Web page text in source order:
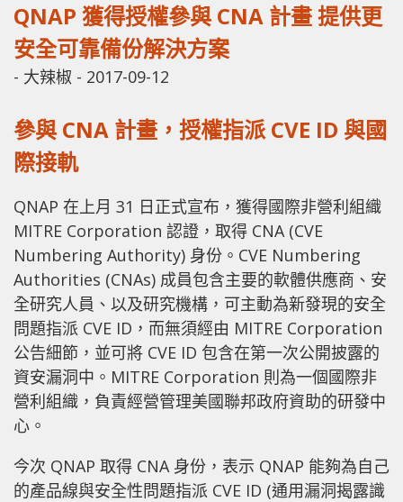
QNAP 獲得授權參與 CNA 計畫 提供更
安全可靠備份解決方案
- 大辣椒 - 2017-09-12
參與 CNA 計畫，授權指派 CVE ID 與國
際接軌
QNAP 在上月 31 日正式宣布，獲得國際非營利組織
MITRE Corporation 認證，取得 CNA (CVE
Numbering Authority) 身份。CVE Numbering
Authorities (CNAs) 成員包含主要的軟體供應商、安
全研究人員、以及研究機構，可主動為新發現的安全
問題指派 CVE ID，而無須經由 MITRE Corporation
公告細節，並可將 CVE ID 包含在第一次公開披露的
資安漏洞中。MITRE Corporation 則為一個國際非
營利組織，負責經營管理美國聯邦政府資助的研發中
心。
今次 QNAP 取得 CNA 身份，表示 QNAP 能夠為自己
的產品線與安全性問題指派 CVE ID (通用漏洞揭露識